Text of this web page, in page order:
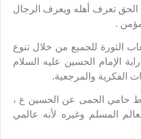
تعرف أهله ويعرف الرجال
.
الثورة للجميع من خلال تنوع
الإمام الحسين عليه السلام
الفكرية والمرجعية.
حامي الحمى عن الحسين ع ،
المسلم وغيره لأنه عالمي